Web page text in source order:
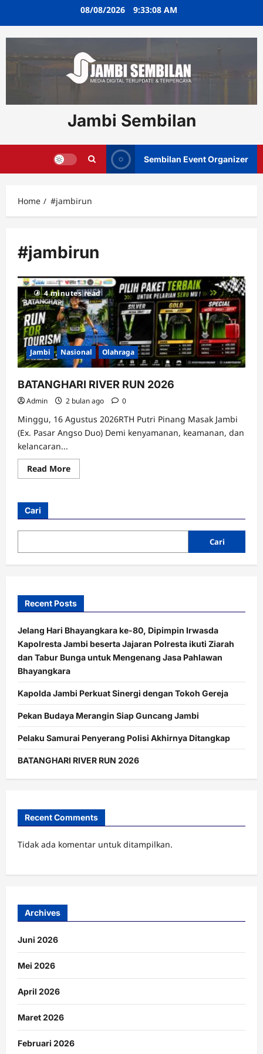
08/08/2026 9:33:08 AM
Jambi Sembilan
Sembilan Event Organizer
Home #jambirun
#jambirun
4 minutes read
Jambi Nasional Olahraga
BATANGHARI RIVER RUN 2026
Admin 2 bulan ago 0
Minggu, 16 Agustus 2026RTH Putri Pinang Masak Jambi
(Ex. Pasar Angso Duo) Demi kenyamanan, keamanan, dan
kelancaran...
Read MoreRead
more
2026
Cari
Cari
Recent Posts
Jelang Hari Bhayangkara ke-80, Dipimpin Irwasda
Kapolresta Jambi beserta Jajaran Polresta ikuti Ziarah
dan Tabur Bunga untuk Mengenang Jasa Pahlawan
Bhayangkara
Kapolda Jambi Perkuat Sinergi dengan Tokoh Gereja
Pekan Budaya Merangin Siap Guncang Jambi
Pelaku Samurai Penyerang Polisi Akhirnya Ditangkap
BATANGHARI RIVER RUN 2026
Recent Comments
Tidak ada komentar untuk ditampilkan.
Archives
Juni 2026
Mei 2026
April 2026
Maret 2026
Februari 2026